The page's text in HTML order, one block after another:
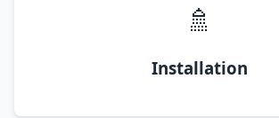
🚿
Installation